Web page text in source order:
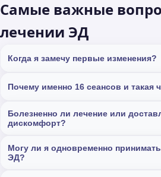
Самые важные
лечении ЭД
Когда я замечу первые изменения?
Почему именно 16 сеансов и такая
Болезненно ли лечение или
дискомфорт?
Могу ли я одновременно
ЭД?